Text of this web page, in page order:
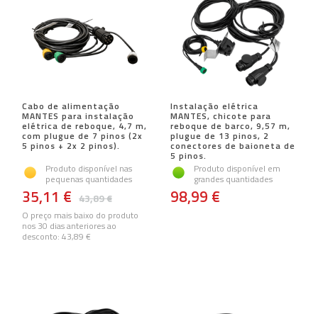
Cabo de alimentação
MANTES para instalação
elétrica de reboque, 4,7 m,
com plugue de 7 pinos (2x
5 pinos + 2x 2 pinos).
Produto disponível nas
pequenas quantidades
43,89 €
35,11 €
O preço mais baixo do produto
nos 30 dias anteriores ao
desconto: 43,89 €
Instalação elétrica
MANTES, chicote para
reboque de barco, 9,57 m,
plugue de 13 pinos, 2
conectores de baioneta de
5 pinos.
Produto disponível em
grandes quantidades
98,99 €